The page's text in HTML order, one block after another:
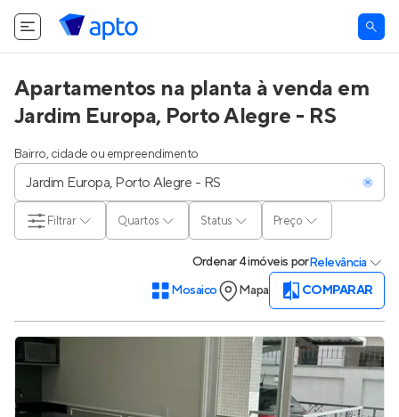
Apartamentos na planta à venda em
Jardim Europa, Porto Alegre - RS
Bairro, cidade ou empreendimento
Quartos Status Preço
Filtrar
Ordenar4 imóveis porRelevância
Mosaico
Mapa COMPARAR